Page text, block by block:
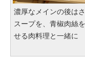
濃厚なメインの後は
スープを、青椒肉絲
せる肉料理と一緒に